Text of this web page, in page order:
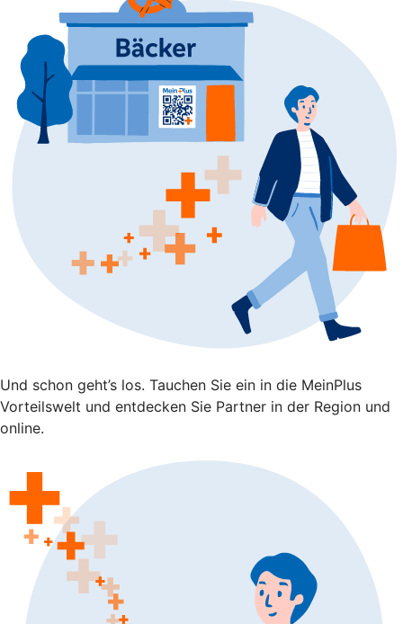
Und schon geht’s los. Tauchen Sie ein in die MeinPlus
Vorteilswelt und entdecken Sie Partner in der Region und
online.